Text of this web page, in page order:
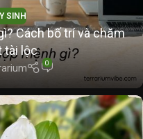
SINH
Cách bố trí và chăm
tài lộc
0